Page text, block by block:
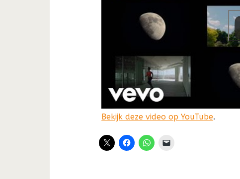
Bekijk deze video op YouTube.